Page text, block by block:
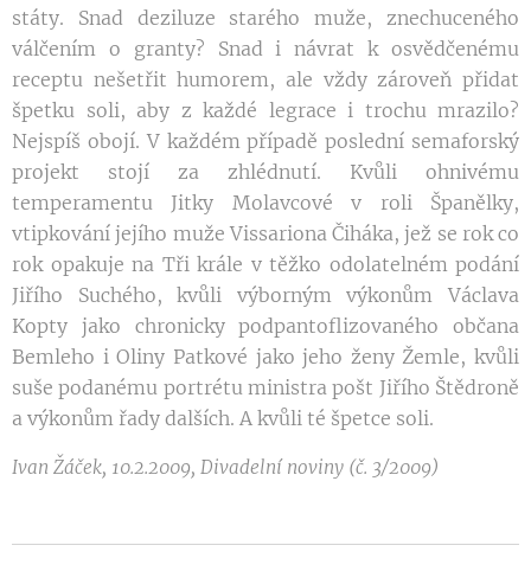
státy. Snad deziluze starého muže, znechuceného
válčením o granty? Snad i návrat k osvědčenému
receptu nešetřit humorem, ale vždy zároveň přidat
špetku soli, aby z každé legrace i trochu mrazilo?
Nejspíš obojí. V každém případě poslední semaforský
projekt stojí za zhlédnutí. Kvůli ohnivému
temperamentu Jitky Molavcové v roli Španělky,
vtipkování jejího muže Vissariona Čiháka, jež se rok co
rok opakuje na Tři krále v těžko odolatelném podání
Jiřího Suchého, kvůli výborným výkonům Václava
Kopty jako chronicky podpantoflizovaného občana
Bemleho i Oliny Patkové jako jeho ženy Žemle, kvůli
suše podanému portrétu ministra pošt Jiřího Štědroně
a výkonům řady dalších. A kvůli té špetce soli.
Ivan Žáček, 10.2.2009, Divadelní noviny (č. 3/2009)